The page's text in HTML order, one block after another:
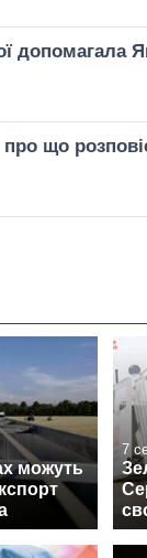
допомагала
що
можуть
7